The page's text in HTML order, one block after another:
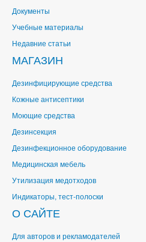
Документы
Учебные материалы
Недавние статьи
МАГАЗИН
Дезинфицирующие средства
Кожные антисептики
Моющие средства
Дезинсекция
Дезинфекционное оборудование
Медицинская мебель
Утилизация медотходов
Индикаторы, тест-полоски
О САЙТЕ
Для авторов и рекламодателей